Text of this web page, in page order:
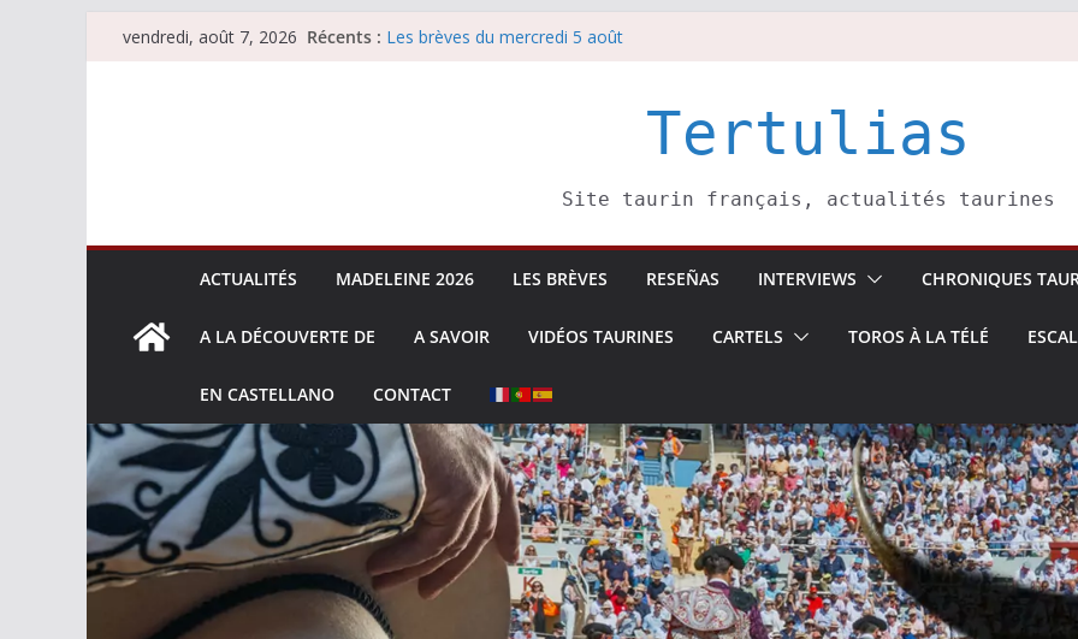
Passervendredi, août 7, 2026 Récents : Les brèves du mercredi 5 août
Tertulias
Site taurin français, actualités taurines
ACTUALITÉS MADELEINE 2026 LES BRÈVES RESEÑAS INTERVIEWS CHRONIQUES
A LA DÉCOUVERTE DE A SAVOIR VIDÉOS TAURINES CARTELS TOROS À LA TÉLÉ
EN CASTELLANO CONTACT